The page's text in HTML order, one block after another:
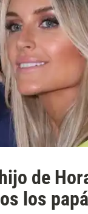
de
los